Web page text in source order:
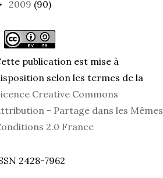
2009 (90)
publication est mise à
selon les termes de la
Creative Commons
- Partage dans les Mêmes
2.0 France
2428-7962